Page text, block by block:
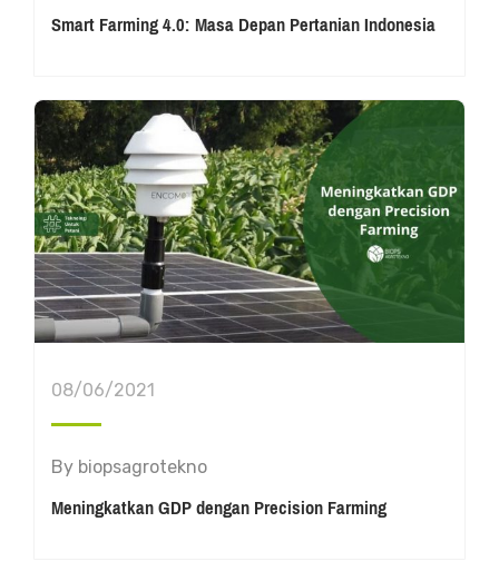
Smart Farming 4.0: Masa Depan Pertanian Indonesia
08/06/2021
By biopsagrotekno
Meningkatkan GDP dengan Precision Farming